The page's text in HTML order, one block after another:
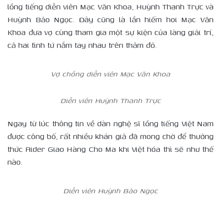
lồng tiếng diễn viên Mạc Văn Khoa, Huỳnh Thanh Trực và
Huỳnh Bảo Ngọc. Đây cũng là lần hiếm hoi Mạc Văn
Khoa đưa vợ cùng tham gia một sự kiện của làng giải trí,
cả hai tình tứ nắm tay nhau trên thảm đỏ.
Vợ chồng diễn viên Mạc Văn Khoa
Diễn viên Huỳnh Thanh Trực
Ngay từ lúc thông tin về dàn nghệ sĩ lồng tiếng Việt Nam
được công bố, rất nhiều khán giả đã mong chờ để thưởng
thức Rider Giao Hàng Cho Ma khi Việt hóa thì sẽ như thế
nào.
Diễn viên Huỳnh Bảo Ngọc